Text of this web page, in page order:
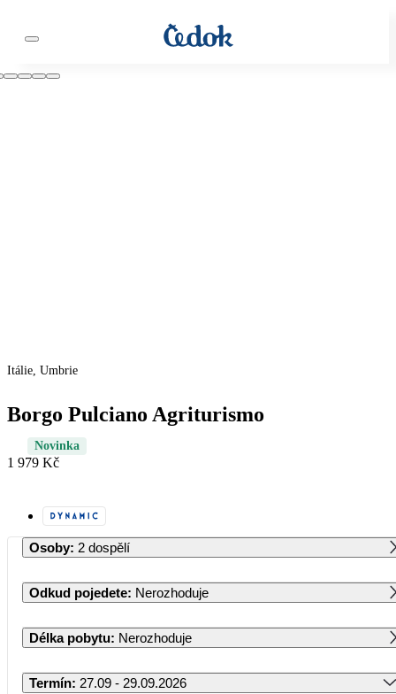
Itálie, Umbrie
Borgo Pulciano Agriturismo
Novinka
1 979 Kč
Osoby: 2 dospělí
Odkud pojedete: Nerozhoduje
Délka pobytu: Nerozhoduje
Termín: 27.09 - 29.09.2026